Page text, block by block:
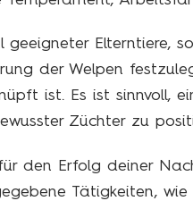
Elterntiere,
der Welpen
ist. Es ist sinnvoll,
Züchter zu
den Erfolg deiner
Tätigkeiten,